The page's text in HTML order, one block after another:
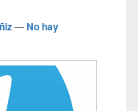
—No hay